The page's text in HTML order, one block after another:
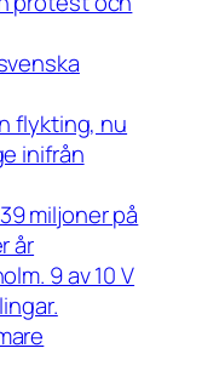
flykting, nu
inifrån
miljoner på
år
9 av 10 V